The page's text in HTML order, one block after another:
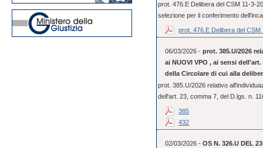
prot. 476.E Delibera del CSM 11-3-
selezione per il conferimento
prot. 476.E Delibera del CSM
06/03/2026 - prot. 385.U/2026
ai NUOVI VPO , ai sensi
della Circolare di cui alla
prot. 385.U/2026 relativo
dell'art. 23, comma 7, del D.lgs. n.
385
432
02/03/2026 - OS N. 326.U DEL